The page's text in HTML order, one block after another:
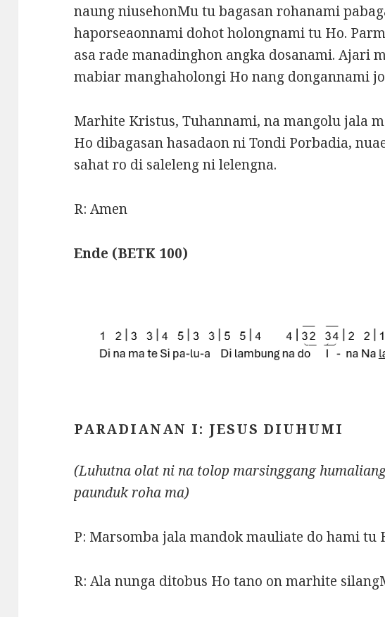
naung niusehonMu tu bagasan rohanami
haporseaonnami dohot holongnami tu Ho.
asa rade manadinghon angka dosanami. Ajari
mabiar manghaholongi Ho nang dongannami
Marhite Kristus, Tuhannami, na mangolu jala
Ho dibagasan hasadaon ni Tondi Porbadia,
sahat ro di saleleng ni lelengna.
R: Amen
Ende (BETK 100)
PARADIANAN I: JESUS DIUHUMI
(Luhutna olat ni na tolop marsinggang
paunduk roha ma)
P: Marsomba jala mandok mauliate do hami tu
R: Ala nunga ditobus Ho tano on marhite